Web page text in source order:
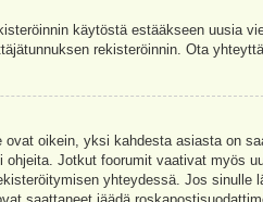
käytöstä estääkseen uusia
rekisteröinnin. Ota
oikein, yksi kahdesta asiasta on
Jotkut foorumit vaativat myös
yhteydessä. Jos